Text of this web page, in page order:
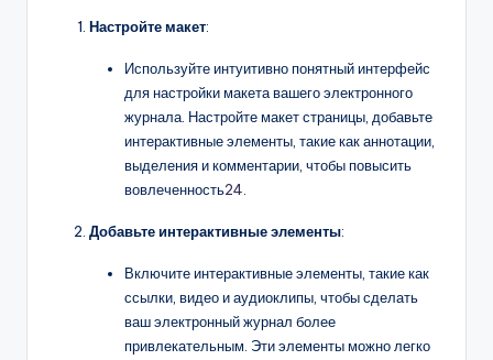
Настройте макет:
Используйте интуитивно понятный интерфейс
для настройки макета вашего электронного
журнала. Настройте макет страницы, добавьте
интерактивные элементы, такие как аннотации,
выделения и комментарии, чтобы повысить
вовлеченность24
Добавьте интерактивные элементы:
Включите интерактивные элементы, такие как
ссылки, видео и аудиоклипы, чтобы сделать
ваш электронный журнал более
привлекательным. Эти элементы можно легко